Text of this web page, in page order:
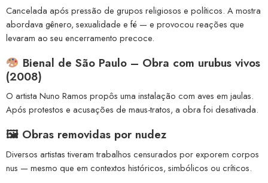
Cancelada após pressão de grupos religiosos e políticos. A mostra
abordava gênero, sexualidade e fé — e provocou reações que
levaram ao seu encerramento precoce.
Bienal de São Paulo – Obra com urubus vivos
(2008)
O artista Nuno Ramos propôs uma instalação com aves em jaulas.
Após protestos e acusações de maus-tratos, a obra foi desativada.
🖼 Obras removidas por nudez
Diversos artistas tiveram trabalhos censurados por exporem corpos
nus — mesmo que em contextos históricos, simbólicos ou críticos.